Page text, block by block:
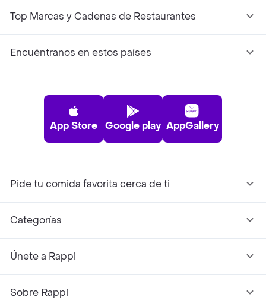
Top Marcas y Cadenas de Restaurantes
Encuéntranos en estos países
App Store Google play AppGallery
Pide tu comida favorita cerca de ti
Categorías
Únete a Rappi
Sobre Rappi